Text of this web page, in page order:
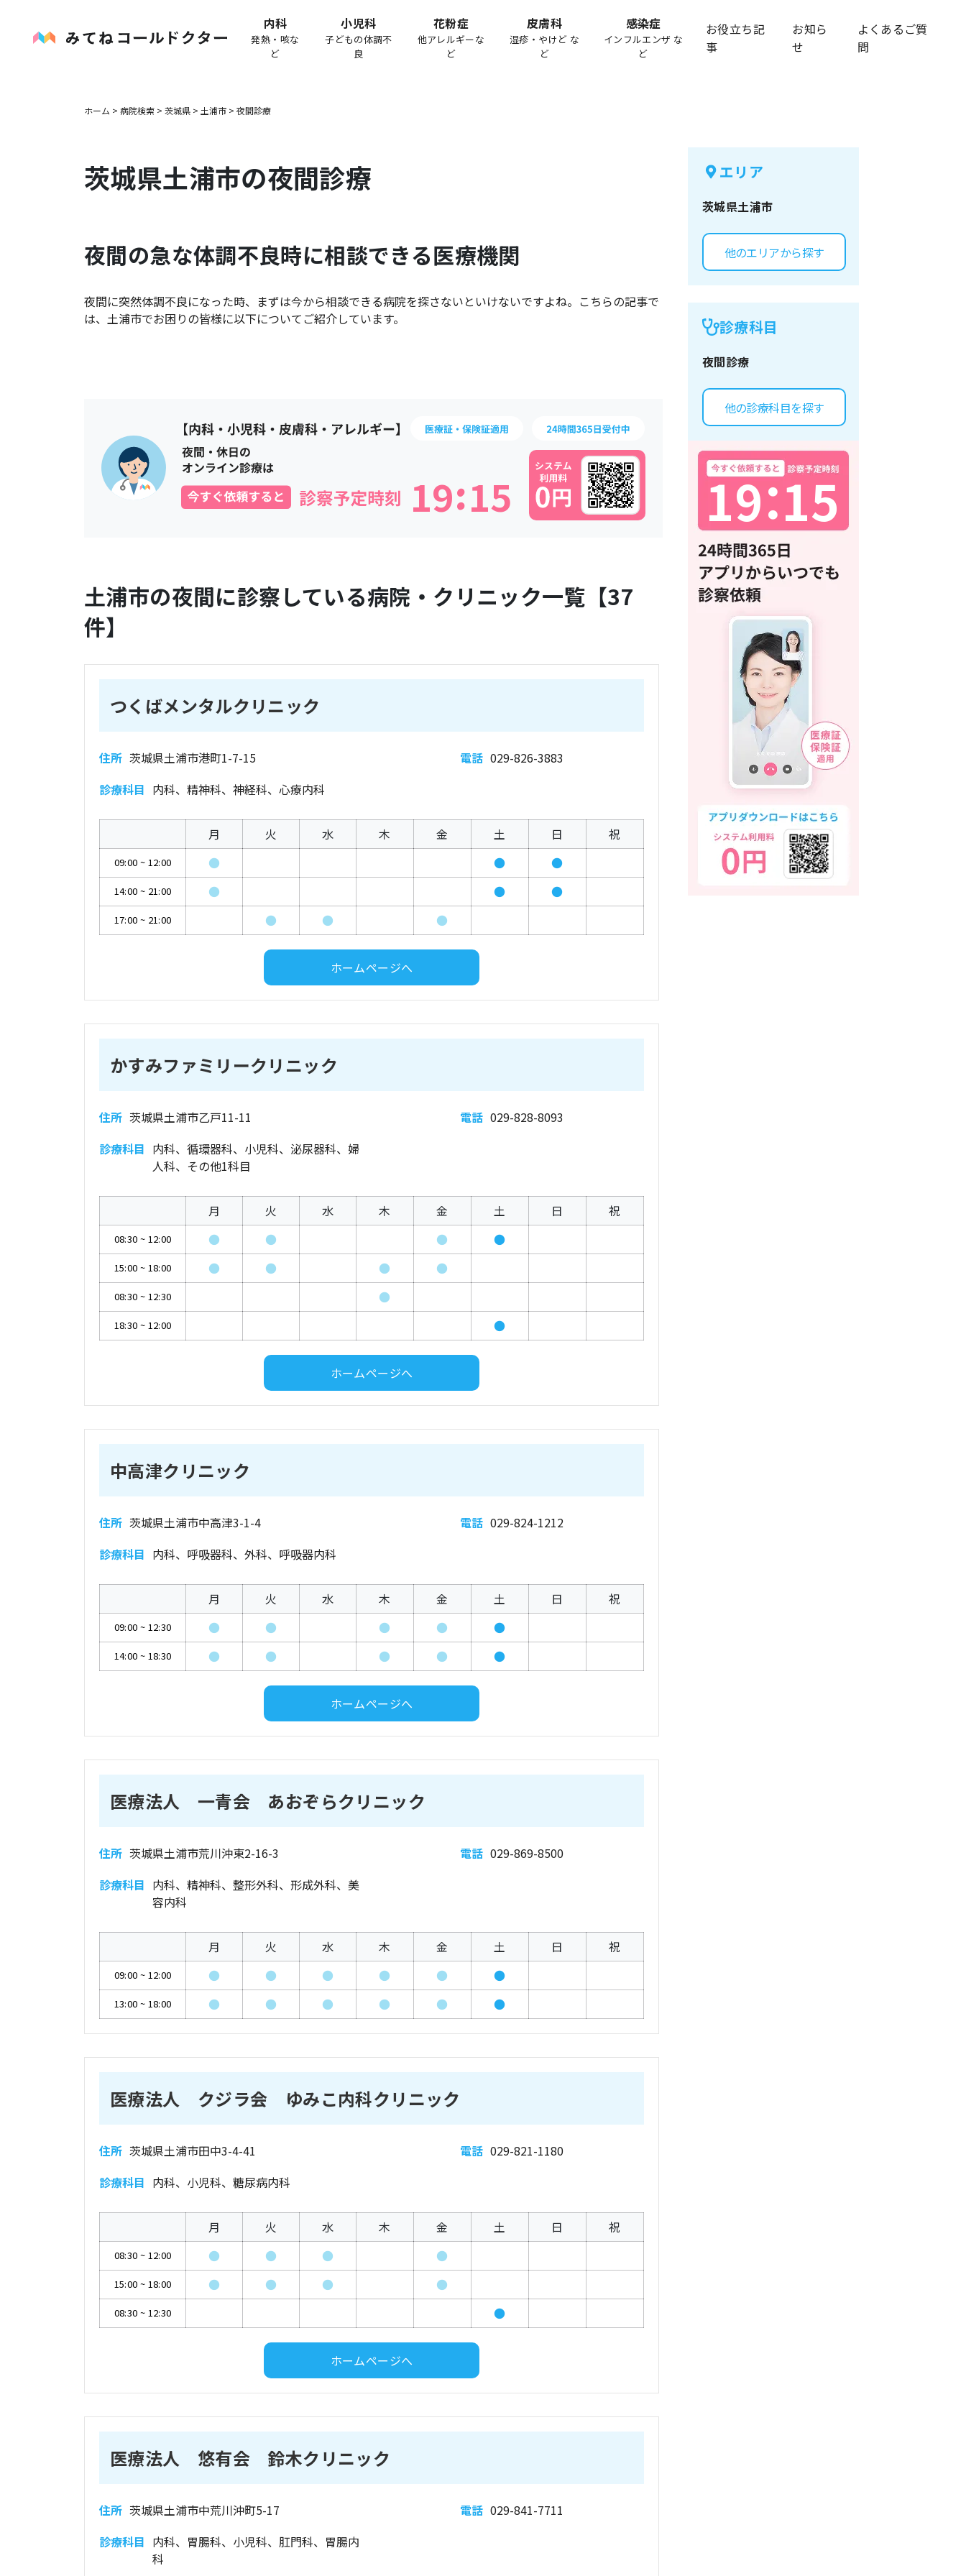
内科
発熱・咳な
ど
小児科
子どもの体調不
良
花粉症
他アレルギーな
ど
皮膚科
湿疹・やけど な
ど
感染症
インフルエンザ な
ど
お役立ち記
事
お知ら
せ
よくあるご質
問
ホーム > 病院検索 > 茨城県 > 土浦市 > 夜間診療
茨城県土浦市の夜間診療
夜間の急な体調不良時に相談できる医療機関
夜間に突然体調不良になった時、まずは今から相談できる病院を探さないといけないですよね。こちらの記事で
は、 土浦市でお困りの皆様に以下についてご紹介しています。
19 15
:
土浦市の夜間に診察している病院・クリニック一覧【37
件】
つくばメンタルクリニック
住所 茨城県土浦市港町1-7-15 電話 029-826-3883
診療科目 内科、精神科、神経科、心療内科
月 火 水 木 金 土 日 祝
09:00 ~ 12:00 ● ● ●
14:00 ~ 21:00 ● ● ●
17:00 ~ 21:00 ● ● ●
ホームページへ
かすみファミリークリニック
住所 茨城県土浦市乙戸11-11 電話 029-828-8093
診療科目 内科、循環器科、小児科、泌尿器科、婦
人科、その他1科目
月 火 水 木 金 土 日 祝
08:30 ~ 12:00 ● ● ● ●
15:00 ~ 18:00 ● ● ● ●
08:30 ~ 12:30 ●
18:30 ~ 12:00 ●
ホームページへ
中高津クリニック
住所 茨城県土浦市中高津3-1-4 電話 029-824-1212
診療科目 内科、呼吸器科、外科、呼吸器内科
月 火 水 木 金 土 日 祝
09:00 ~ 12:30 ● ● ● ● ●
14:00 ~ 18:30 ● ● ● ● ●
ホームページへ
医療法人 一青会 あおぞらクリニック
住所 茨城県土浦市荒川沖東2-16-3 電話 029-869-8500
診療科目 内科、精神科、整形外科、形成外科、美
容内科
月 火 水 木 金 土 日 祝
09:00 ~ 12:00 ● ● ● ● ● ●
13:00 ~ 18:00 ● ● ● ● ● ●
医療法人 クジラ会 ゆみこ内科クリニック
住所 茨城県土浦市田中3-4-41 電話 029-821-1180
診療科目 内科、小児科、糖尿病内科
月 火 水 木 金 土 日 祝
08:30 ~ 12:00 ● ● ● ●
15:00 ~ 18:00 ● ● ● ●
08:30 ~ 12:30 ●
ホームページへ
医療法人 悠有会 鈴木クリニック
住所 茨城県土浦市中荒川沖町5-17 電話 029-841-7711
診療科目 内科、胃腸科、小児科、肛門科、胃腸内
科
エリア
茨城県土浦市
他のエリアから探す
診療科目
夜間診療
他の診療科目を探す
19：
15